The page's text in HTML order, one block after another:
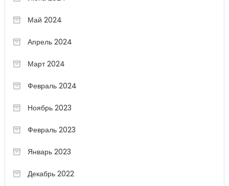
Май 2024
Апрель 2024
Март 2024
Февраль 2024
Ноябрь 2023
Февраль 2023
Январь 2023
Декабрь 2022